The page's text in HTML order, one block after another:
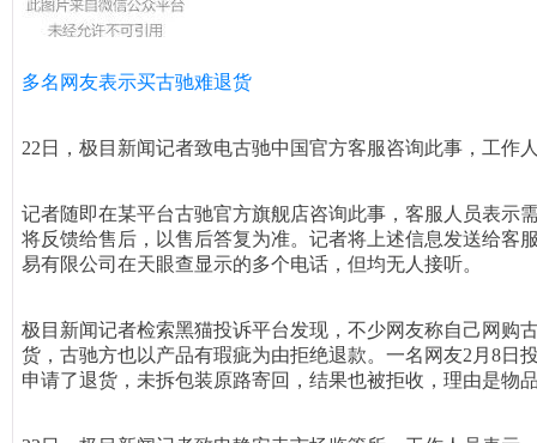
多名网友表示买古驰难退货
22日，极目新闻记者致电古驰中国官方客服咨询此事，工
记者随即在某平台古驰官方旗舰店咨询此事，客服人员表示
将反馈给售后，以售后答复为准。记者将上述信息发送给客
易有限公司在天眼查显示的多个电话，但均无人接听。
极目新闻记者检索黑猫投诉平台发现，不少网友称自己网购
货，古驰方也以产品有瑕疵为由拒绝退款。一名网友2月8日
申请了退货，未拆包装原路寄回，结果也被拒收，理由是物